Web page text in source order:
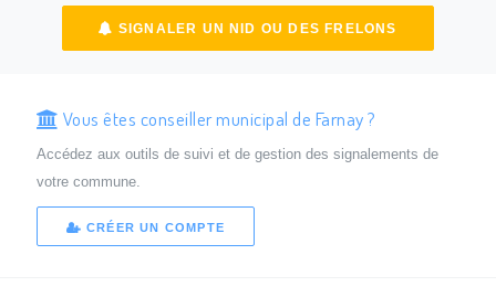
SIGNALER UN NID OU DES FRELONS
Vous êtes conseiller municipal de Farnay ?
Accédez aux outils de suivi et de gestion des signalements de
votre commune.
CRÉER UN COMPTE